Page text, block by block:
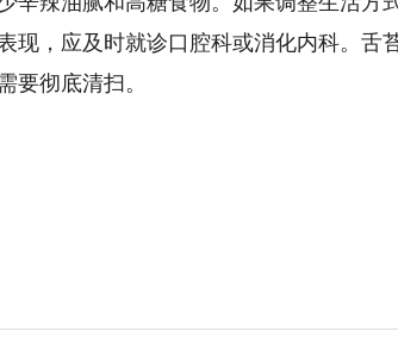
现，应及时就诊口腔科或消化内科。舌
要彻底清扫。